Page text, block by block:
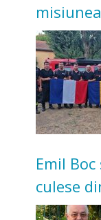
incendii
Emil
culese
nu poate